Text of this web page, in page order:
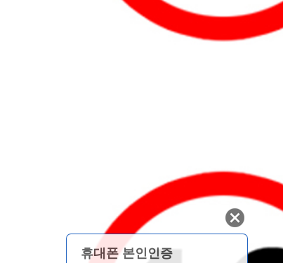
휴대폰 본인인증